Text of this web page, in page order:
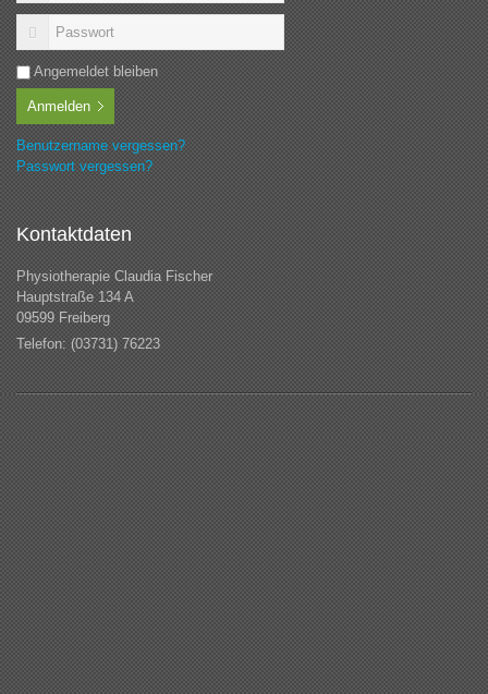
Angemeldet bleiben
Anmelden
Benutzername vergessen?
Passwort vergessen?
Kontaktdaten
Physiotherapie Claudia Fischer
Hauptstraße 134 A
09599 Freiberg
Telefon: (03731) 76223